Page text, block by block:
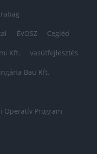
ÉVOSZ Cegléd
Kft. vasútfejlesztés
Bau Kft.
Operatív Program